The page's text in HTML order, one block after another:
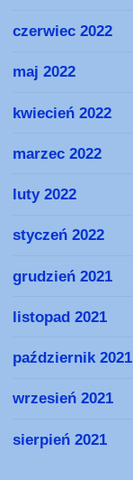
czerwiec 2022
maj 2022
kwiecień 2022
marzec 2022
luty 2022
styczeń 2022
grudzień 2021
listopad 2021
październik 2021
wrzesień 2021
sierpień 2021